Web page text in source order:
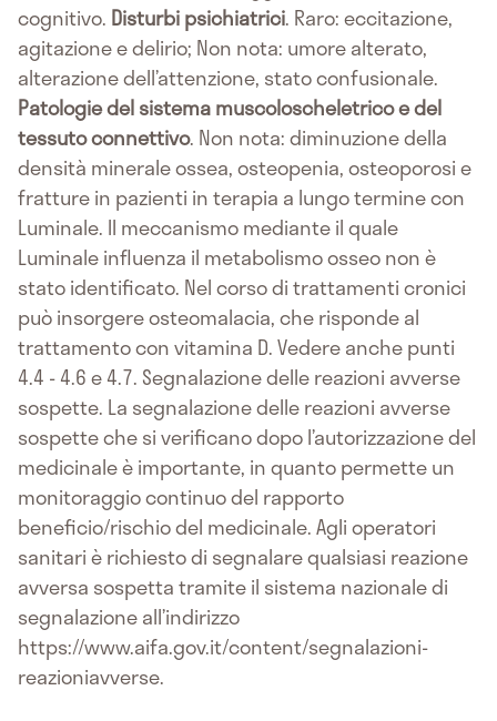
cognitivo. Disturbi psichiatrici. Raro: eccitazione,
agitazione e delirio; Non nota: umore alterato,
alterazione dell’attenzione, stato confusionale.
Patologie del sistema muscoloscheletrico e del
tessuto connettivo. Non nota: diminuzione della
densità minerale ossea, osteopenia, osteoporosi e
fratture in pazienti in terapia a lungo termine con
Luminale. Il meccanismo mediante il quale
Luminale influenza il metabolismo osseo non è
stato identificato. Nel corso di trattamenti cronici
può insorgere osteomalacia, che risponde al
trattamento con vitamina D. Vedere anche punti
4.4 - 4.6 e 4.7. Segnalazione delle reazioni avverse
sospette. La segnalazione delle reazioni avverse
sospette che si verificano dopo l’autorizzazione del
medicinale è importante, in quanto permette un
monitoraggio continuo del rapporto
beneficio/rischio del medicinale. Agli operatori
sanitari è richiesto di segnalare qualsiasi reazione
avversa sospetta tramite il sistema nazionale di
segnalazione all’indirizzo
https://www.aifa.gov.it/content/segnalazioni-
reazioniavverse.